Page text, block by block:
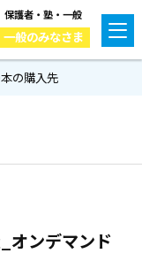
保護者・塾・一般
一般のみなさま
の購入先
ンデマンド